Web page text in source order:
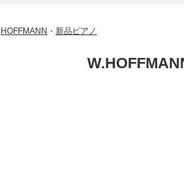
HOFFMANN ・ 新品ピアノ